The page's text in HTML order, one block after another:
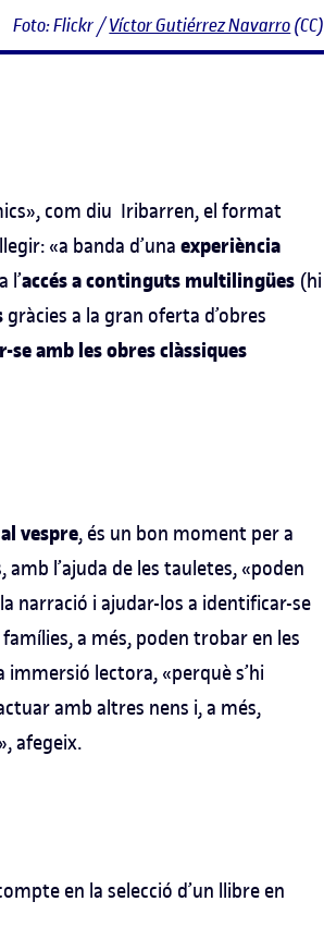
Foto: Flickr /Víctor Gutiérrez Navarro(CC)
com diu Iribarren, el format
«a banda d’una experiència
l’accés a continguts multilingües (hi
gràcies a la gran oferta d’obres
amb les obres clàssiques
vespre, és un bon moment per a
l’ajuda de les tauletes, «poden
narració i ajudar-los a identificar-se
a més, poden trobar en les
lectora, «perquè s’hi
amb altres nens i, a més,
afegeix.
en la selecció d’un llibre en